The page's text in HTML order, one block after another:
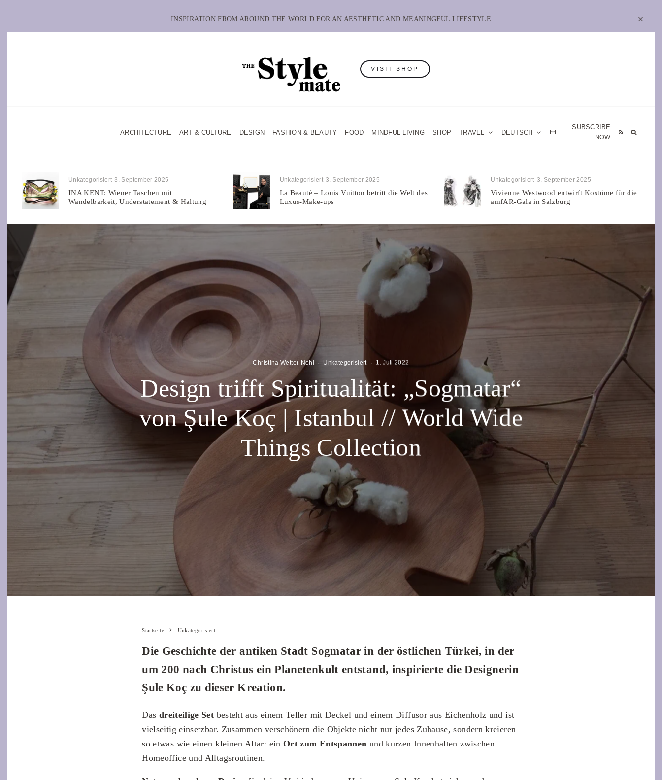
INSPIRATION FROM AROUND THE WORLD FOR AN AESTHETIC AND MEANINGFUL LIFESTYLE
VISIT SHOP
ARCHITECTURE ART & CULTURE DESIGN FASHION & BEAUTY FOOD MINDFUL LIVING SHOP TRAVEL DEUTSCH
SUBSCRIBE
NOW
Unkategorisiert 3. September 2025
INA KENT: Wiener Taschen mit
Wandelbarkeit, Understatement & Haltung
Unkategorisiert 3. September 2025
La Beauté – Louis Vuitton betritt die Welt des
Luxus-Make-ups
Unkategorisiert 3. September 2025
Vivienne Westwood entwirft Kostüme für die
amfAR-Gala in Salzburg
Christina Wetter-Nohl · Unkategorisiert · 1. Juli 2022
Design trifft Spiritualität: „Sogmatar“
von Şule Koç | Istanbul // World Wide
Things Collection
Startseite Unkategorisiert
Die Geschichte der antiken Stadt Sogmatar in der östlichen Türkei, in der
um 200 nach Christus ein Planetenkult entstand, inspirierte die Designerin
Şule Koç zu dieser Kreation.
Das dreiteilige Set besteht aus einem Teller mit Deckel und einem Diffusor aus Eichenholz und ist
vielseitig einsetzbar. Zusammen verschönern die Objekte nicht nur jedes Zuhause, sondern kreieren
so etwas wie einen kleinen Altar: ein Ort zum Entspannen und kurzen Innenhalten zwischen
Homeoffice und Alltagsroutinen.